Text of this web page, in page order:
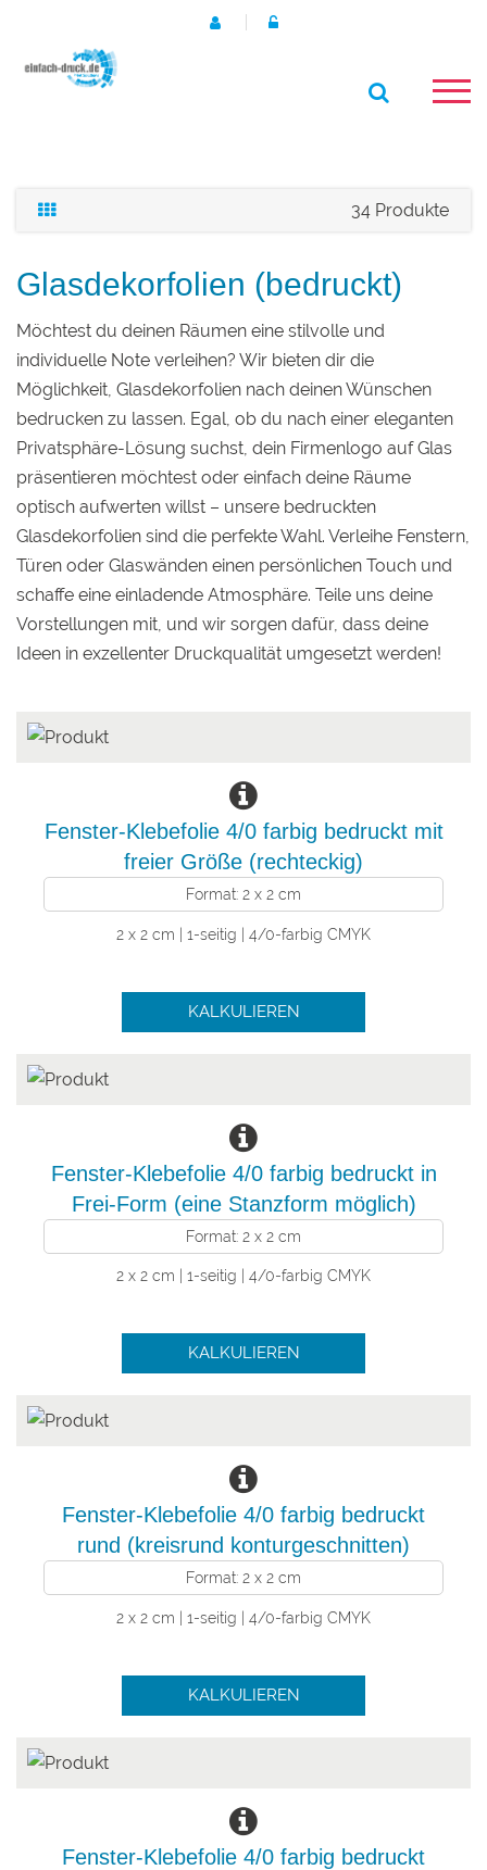
34 Produkte
Glasdekorfolien (bedruckt)
Möchtest du deinen Räumen eine stilvolle und
individuelle Note verleihen? Wir bieten dir die
Möglichkeit, Glasdekorfolien nach deinen Wünschen
bedrucken zu lassen. Egal, ob du nach einer eleganten
Privatsphäre-Lösung suchst, dein Firmenlogo auf Glas
präsentieren möchtest oder einfach deine Räume
optisch aufwerten willst – unsere bedruckten
Glasdekorfolien sind die perfekte Wahl. Verleihe Fenstern,
Türen oder Glaswänden einen persönlichen Touch und
schaffe eine einladende Atmosphäre. Teile uns deine
Vorstellungen mit, und wir sorgen dafür, dass deine
Ideen in exzellenter Druckqualität umgesetzt werden!
Fenster-Klebefolie 4/0 farbig bedruckt mit
freier Größe (rechteckig)
Format: 2 x 2 cm
2 x 2 cm | 1-seitig | 4/0-farbig CMYK
KALKULIEREN
Fenster-Klebefolie 4/0 farbig bedruckt in
Frei-Form (eine Stanzform möglich)
Format: 2 x 2 cm
2 x 2 cm | 1-seitig | 4/0-farbig CMYK
KALKULIEREN
Fenster-Klebefolie 4/0 farbig bedruckt
rund (kreisrund konturgeschnitten)
Format: 2 x 2 cm
2 x 2 cm | 1-seitig | 4/0-farbig CMYK
KALKULIEREN
Fenster-Klebefolie 4/0 farbig bedruckt